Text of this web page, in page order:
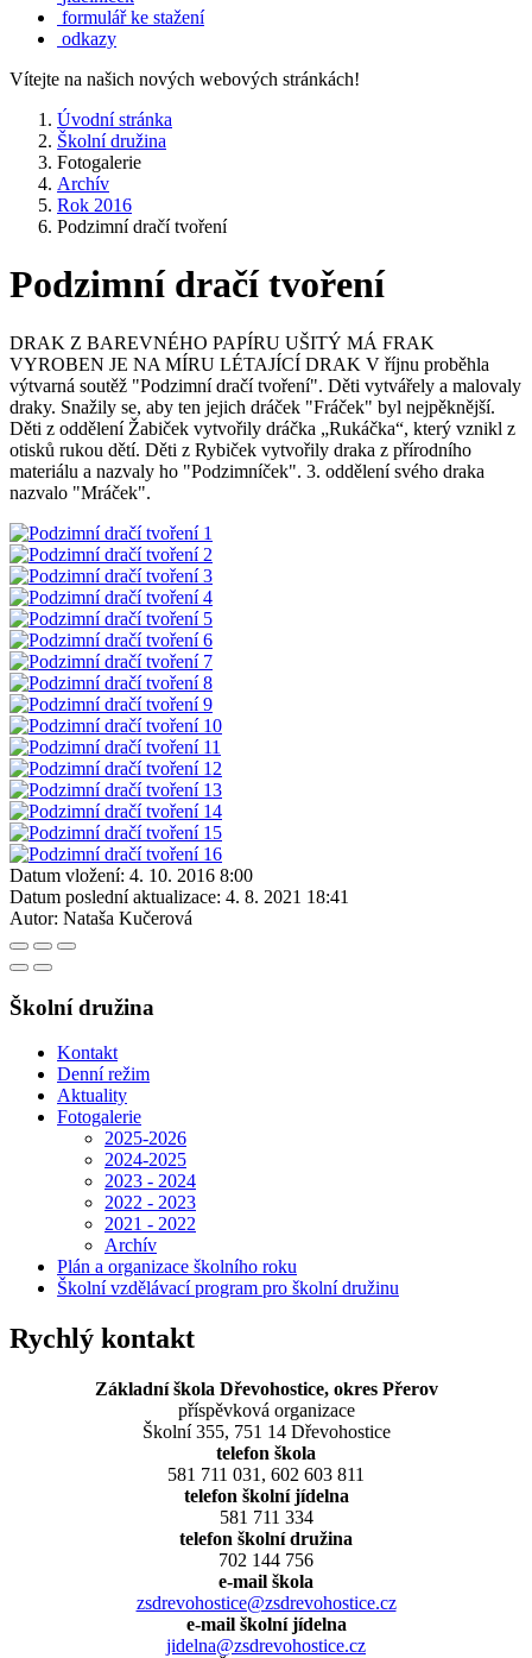
formulář ke stažení
odkazy
Vítejte na našich nových webových stránkách!
Úvodní stránka
Školní družina
Fotogalerie
Archív
Rok 2016
Podzimní dračí tvoření
Podzimní dračí tvoření
DRAK Z BAREVNÉHO PAPÍRU UŠITÝ MÁ FRAK
VYROBEN JE NA MÍRU LÉTAJÍCÍ DRAK V říjnu proběhla
výtvarná soutěž "Podzimní dračí tvoření". Děti vytvářely a malovaly
draky. Snažily se, aby ten jejich dráček "Fráček" byl nejpěknější.
Děti z oddělení Žabiček vytvořily dráčka „Rukáčka“, který vznikl z
otisků rukou dětí. Děti z Rybiček vytvořily draka z přírodního
materiálu a nazvaly ho "Podzimníček". 3. oddělení svého draka
nazvalo "Mráček".
Datum vložení: 4. 10. 2016 8:00
Datum poslední aktualizace: 4. 8. 2021 18:41
Autor: Nataša Kučerová
Školní družina
Kontakt
Denní režim
Aktuality
Fotogalerie
2025-2026
2024-2025
2023 - 2024
2022 - 2023
2021 - 2022
Archív
Plán a organizace školního roku
Školní vzdělávací program pro školní družinu
Rychlý kontakt
Základní škola Dřevohostice, okres Přerov
příspěvková organizace
Školní 355, 751 14 Dřevohostice
telefon škola
581 711 031, 602 603 811
telefon školní jídelna
581 711 334
telefon školní družina
702 144 756
e-mail škola
zsdrevohostice@zsdrevohostice.cz
e-mail školní jídelna
jidelna@zsdrevohostice.cz